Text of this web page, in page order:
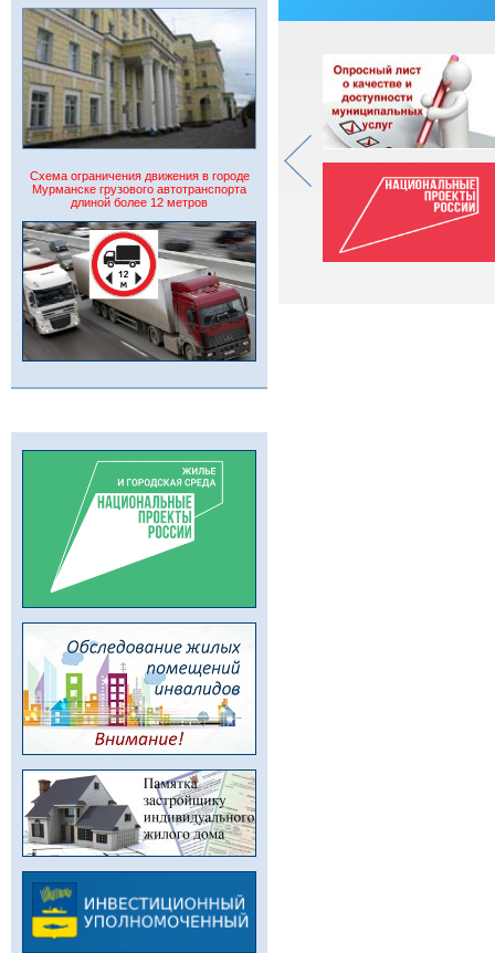
Схема ограничения движения в городе
Мурманске грузового автотранспорта
длиной более 12 метров